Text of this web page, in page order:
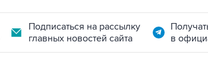
Подписаться на рассылку
главных новостей сайта
в